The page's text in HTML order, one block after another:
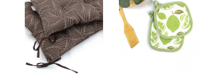
Акции
О компании
Доставка
Контакты